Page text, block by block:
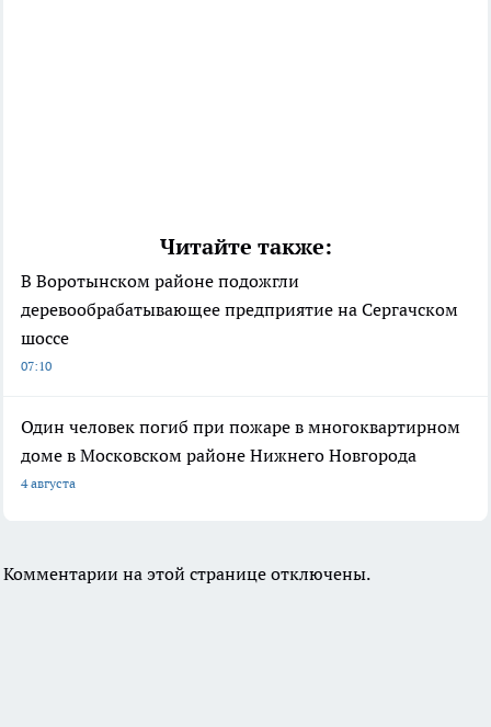
Читайте также:
В Воротынском районе подожгли
деревообрабатывающее предприятие на Сергачском
шоссе
07:10
Один человек погиб при пожаре в многоквартирном
доме в Московском районе Нижнего Новгорода
4 августа
Комментарии на этой странице отключены.